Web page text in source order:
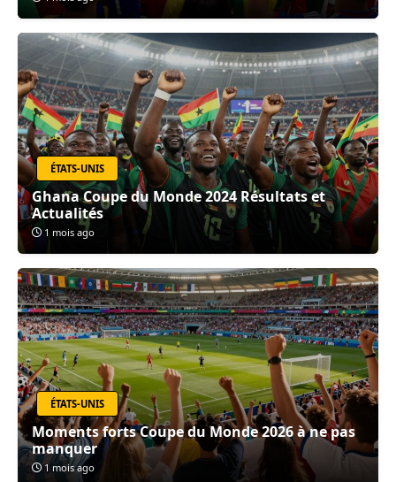
ÉTATS-UNIS
Ghana Coupe du Monde 2024 Résultats et
Actualités
1 mois ago
ÉTATS-UNIS
Moments forts Coupe du Monde 2026 à ne pas
manquer
1 mois ago